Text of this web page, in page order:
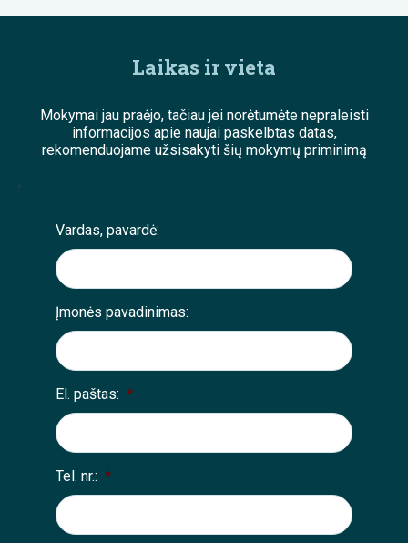
Laikas ir vieta
Mokymai jau praėjo, tačiau jei norėtumėte nepraleisti
informacijos apie naujai paskelbtas datas,
rekomenduojame užsisakyti šių mokymų priminimą
;
Vardas, pavardė:
Įmonės pavadinimas:
El. paštas: *
Tel. nr.: *